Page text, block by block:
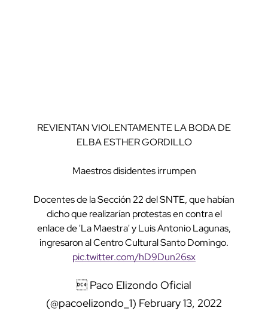
REVIENTAN VIOLENTAMENTE LA BODA DE
ELBA ESTHER GORDILLO
Maestros disidentes irrumpen
Docentes de la Sección 22 del SNTE, que habían
dicho que realizarían protestas en contra el
enlace de 'La Maestra' y Luis Antonio Lagunas,
ingresaron al Centro Cultural Santo Domingo.
pic.twitter.com/hD9Dun26sx
 Paco Elizondo Oficial
(@pacoelizondo_1) February 13, 2022